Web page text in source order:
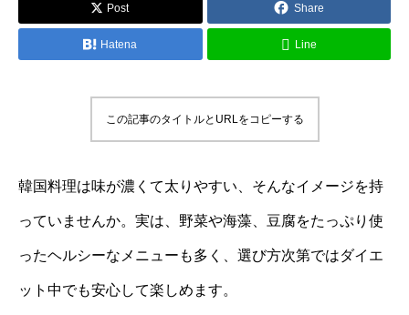
Post Share
Hatena Line
この記事のタイトルとURLをコピーする
韓国料理は味が濃くて太りやすい、そんなイメージを持
っていませんか。実は、野菜や海藻、豆腐をたっぷり使
ったヘルシーなメニューも多く、選び方次第ではダイエ
ット中でも安心して楽しめます。